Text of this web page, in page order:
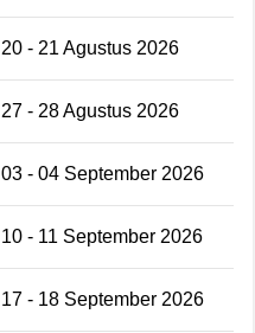
20 - 21 Agustus 2026
27 - 28 Agustus 2026
03 - 04 September 2026
10 - 11 September 2026
17 - 18 September 2026